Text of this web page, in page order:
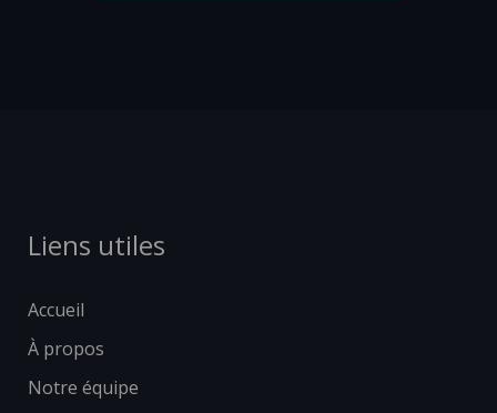
Liens utiles
Accueil
À propos
Notre équipe